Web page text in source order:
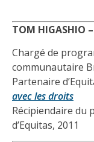
TOM HIGASHIO
Chargé de
communautaire
Partenaire
avec les droits
Récipiendaire du
d’Equitas, 2011